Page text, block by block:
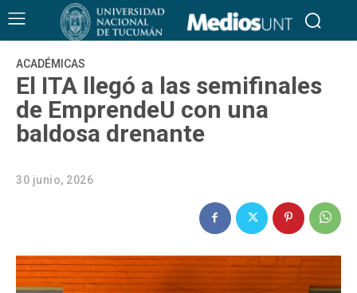
ACADÉMICAS
El ITA llegó a las semifinales
de EmprendeU con una
baldosa drenante
30 junio, 2026